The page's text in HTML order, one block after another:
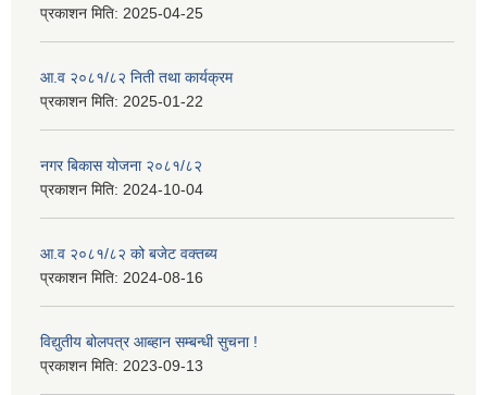
प्रकाशन मिति: 2025-04-25
आ.व २०८१/८२ निती तथा कार्यक्रम
प्रकाशन मिति: 2025-01-22
नगर बिकास योजना २०८१/८२
प्रकाशन मिति: 2024-10-04
आ.व २०८१/८२ को बजेट वक्तब्य
प्रकाशन मिति: 2024-08-16
विद्युतीय बोलपत्र आब्हान सम्बन्धी सुचना !
प्रकाशन मिति: 2023-09-13